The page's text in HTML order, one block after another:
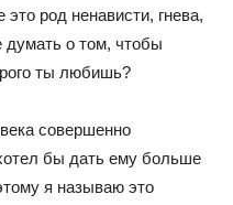
род ненависти, гнева,
о том, чтобы
ты любишь?
совершенно
бы дать ему больше
я называю это